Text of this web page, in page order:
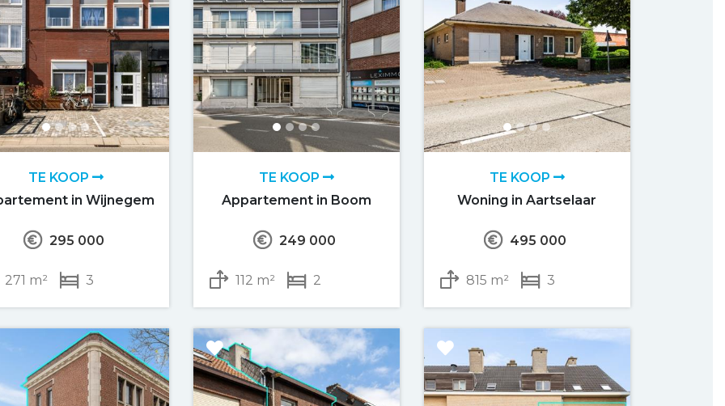
TE KOOP
in Wijnegem
295 000
271 m² 3
TE KOOP
Appartement in Boom
249 000
112 m² 2
TE KOOP
Woning in Aartselaar
495 000
815 m² 3